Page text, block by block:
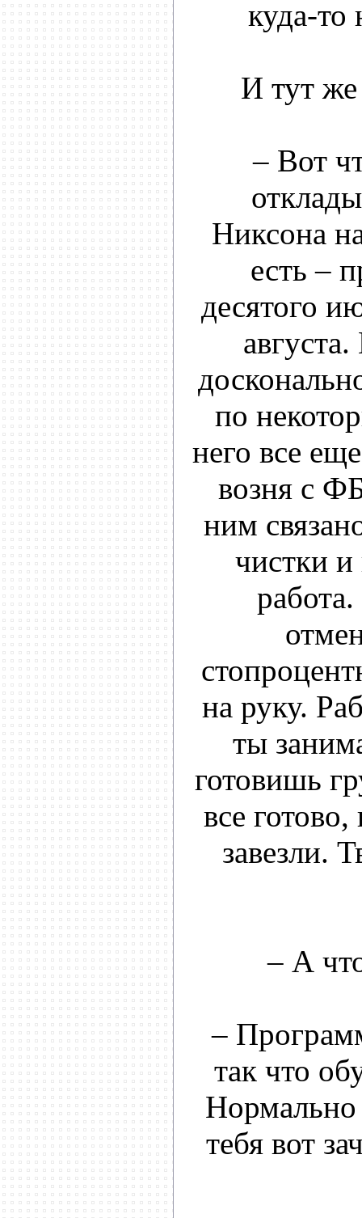
куда-то
И тут же
– Вот
Никсона
есть –
десятого
по
него все
возня с
ним
чистки и
на руку.
ты
готовишь
все
завезли.
– А
–
так что
тебя вот